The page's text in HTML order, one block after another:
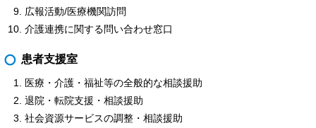
広報活動/医療機関訪問
介護連携に関する問い合わせ窓口
患者支援室
医療・介護・福祉等の全般的な相談援助
退院・転院支援・相談援助
社会資源サービスの調整・相談援助